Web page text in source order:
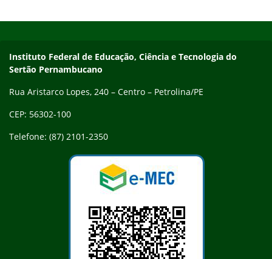
Endereço
Instituto Federal de Educação, Ciência e Tecnologia do
Sertão Pernambucano
Rua Aristarco Lopes, 240 – Centro – Petrolina/PE
CEP: 56302-100
Telefone: (87) 2101-2350